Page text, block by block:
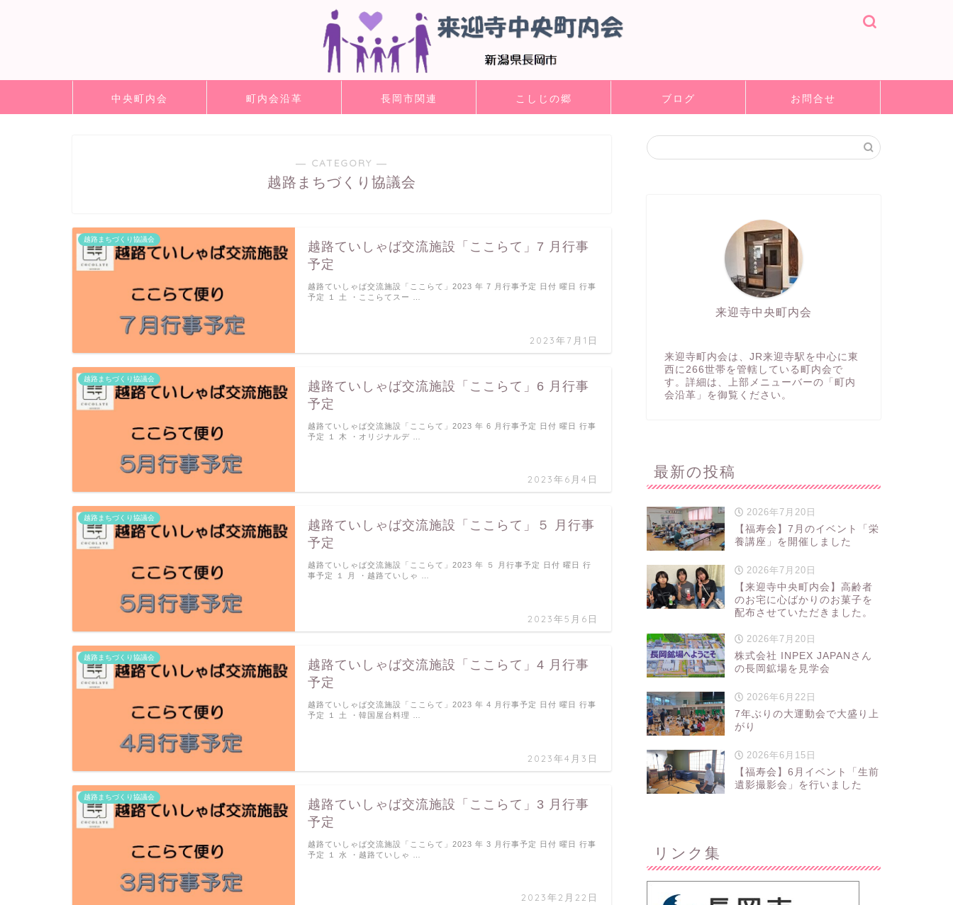
中央町内会 町内会沿革 長岡市関連 こしじの郷 ブログ お問合せ
― CATEGORY ―
越路まちづくり協議会
越路まちづくり協議会
越路ていしゃば交流施設「ここらて」7 月行事
予定
2023年7月1日
越路ていしゃば交流施設「ここらて」2023 年 7 月行事予定 日付 曜日 行事
予定 １ 土 ・ここらてスー …
越路まちづくり協議会
越路ていしゃば交流施設「ここらて」6 月行事
予定
2023年6月4日
越路ていしゃば交流施設「ここらて」2023 年 6 月行事予定 日付 曜日 行事
予定 １ 木 ・オリジナルデ …
越路まちづくり協議会
越路ていしゃば交流施設「ここらて」５ 月行事
予定
2023年5月6日
越路ていしゃば交流施設「ここらて」2023 年 ５ 月行事予定 日付 曜日 行
事予定 １ 月 ・越路ていしゃ …
越路まちづくり協議会
越路ていしゃば交流施設「ここらて」4 月行事
予定
2023年4月3日
越路ていしゃば交流施設「ここらて」2023 年 4 月行事予定 日付 曜日 行事
予定 １ 土 ・韓国屋台料理 …
越路まちづくり協議会
越路ていしゃば交流施設「ここらて」3 月行事
予定
2023年2月22日
越路ていしゃば交流施設「ここらて」2023 年 3 月行事予定 日付 曜日 行事
予定 １ 水 ・越路ていしゃ …
来迎寺中央町内会
来迎寺町内会は、JR来迎寺駅を中心に東
西に266世帯を管轄している町内会で
す。詳細は、上部メニューバーの「町内
会沿革」を御覧ください。
最新の投稿
2026年7月20日
【福寿会】7月のイベント「栄
養講座」を開催しました
2026年7月20日
【来迎寺中央町内会】高齢者
のお宅に心ばかりのお菓子を
配布させていただきました。
2026年7月20日
株式会社 INPEX JAPANさん
の長岡鉱場を見学会
2026年6月22日
7年ぶりの大運動会で大盛り上
がり
2026年6月15日
【福寿会】6月イベント「生前
遺影撮影会」を行いました
リンク集